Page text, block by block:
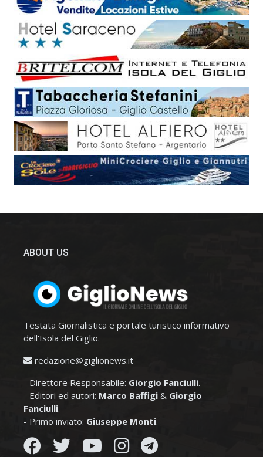
ABOUT US
Testata Giornalistica e portale turistico informativo
dell'Isola del Giglio.
redazione@giglionews.it
- Direttore Responsabile: Giorgio Fanciulli.
- Editori ed autori: Marco Baffigi & Giorgio
Fanciulli.
- Primo inviato: Giuseppe Monti.